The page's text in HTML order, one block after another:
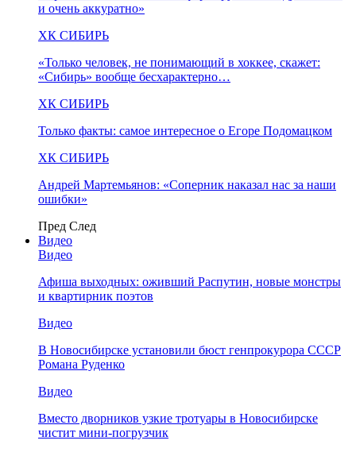
и очень аккуратно»
ХК СИБИРЬ
«Только человек, не понимающий в хоккее, скажет:
«Сибирь» вообще бесхарактерно…
ХК СИБИРЬ
Только факты: самое интересное о Егоре Подомацком
ХК СИБИРЬ
Андрей Мартемьянов: «Соперник наказал нас за наши
ошибки»
Пред След
Видео
Видео
Афиша выходных: оживший Распутин, новые монстры
и квартирник поэтов
Видео
В Новосибирске установили бюст генпрокурора СССР
Романа Руденко
Видео
Вместо дворников узкие тротуары в Новосибирске
чистит мини-погрузчик